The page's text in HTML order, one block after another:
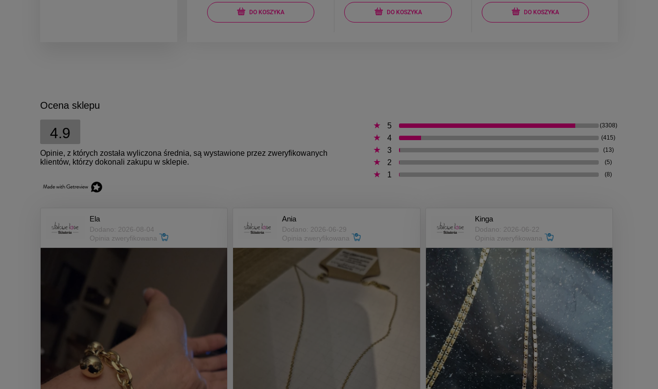
DO KOSZYKA DO KOSZYKA DO KOSZYKA
Ocena sklepu
4.9
Opinie, z których została wyliczona średnia, są wystawione przez zweryfikowanych
klientów, którzy dokonali zakupu w sklepie.
5 (3308)
4 (415)
3 (13)
2 (5)
1 (8)
Ela
Dodano: 2026-08-04
Opinia zweryfikowana
Ania
Dodano: 2026-06-29
Opinia zweryfikowana
Kinga
Dodano: 2026-06-22
Opinia zweryfikowana